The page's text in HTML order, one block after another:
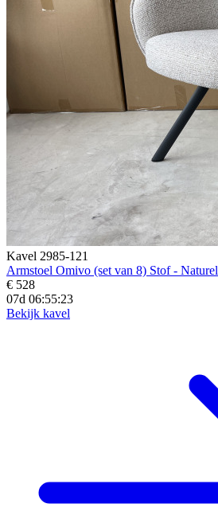
Kavel 2985-121
Armstoel Omivo (set van 8) Stof - Naturel
€ 528
07d 06:55:21
Bekijk kavel